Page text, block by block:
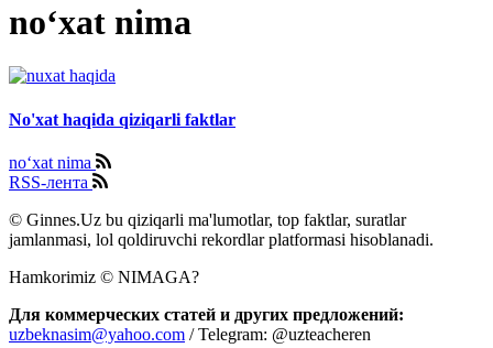
no‘xat nima
No'xat haqida qiziqarli faktlar
no‘xat nima
RSS-лента
© Ginnes.Uz bu qiziqarli ma'lumotlar, top faktlar, suratlar
jamlanmasi, lol qoldiruvchi rekordlar platformasi hisoblanadi.
Hamkorimiz © NIMAGA?
Для коммерческих статей и других предложений:
uzbeknasim@yahoo.com / Telegram: @uzteacheren